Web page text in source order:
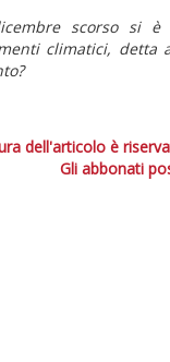
scorso si è
climatici, detta
dell'articolo è
Gli abbonati